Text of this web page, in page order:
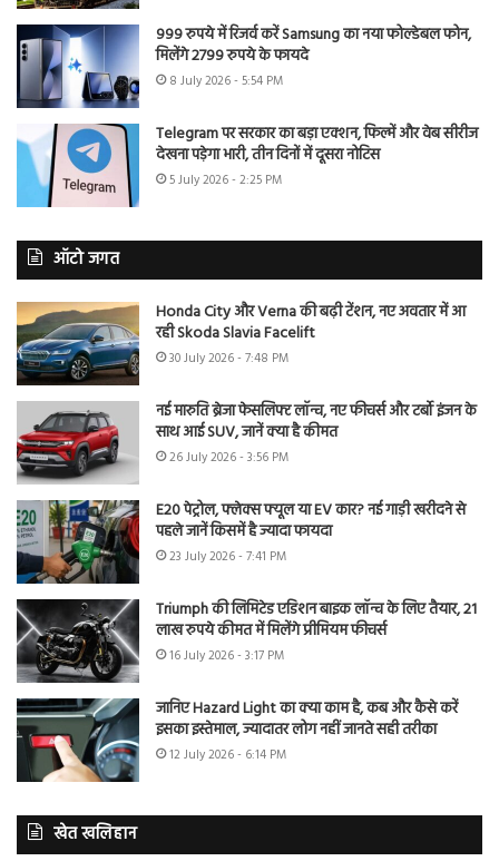
999 रुपये में रिजर्व करें Samsung का नया फोल्डेबल फोन,
मिलेंगे 2799 रुपये के फायदे
8 July 2026 - 5:54 PM
Telegram पर सरकार का बड़ा एक्शन, फिल्में और वेब सीरीज
देखना पड़ेगा भारी, तीन दिनों में दूसरा नोटिस
5 July 2026 - 2:25 PM
ऑटो जगत
Honda City और Verna की बढ़ी टेंशन, नए अवतार में आ
रही Skoda Slavia Facelift
30 July 2026 - 7:48 PM
नई मारुति ब्रेजा फेसलिफ्ट लॉन्च, नए फीचर्स और टर्बो इंजन के
साथ आई SUV, जानें क्या है कीमत
26 July 2026 - 3:56 PM
E20 पेट्रोल, फ्लेक्स फ्यूल या EV कार? नई गाड़ी खरीदने से
पहले जानें किसमें है ज्यादा फायदा
23 July 2026 - 7:41 PM
Triumph की लिमिटेड एडिशन बाइक लॉन्च के लिए तैयार, 21
लाख रुपये कीमत में मिलेंगे प्रीमियम फीचर्स
16 July 2026 - 3:17 PM
जानिए Hazard Light का क्या काम है, कब और कैसे करें
इसका इस्तेमाल, ज्यादातर लोग नहीं जानते सही तरीका
12 July 2026 - 6:14 PM
खेत खलिहान